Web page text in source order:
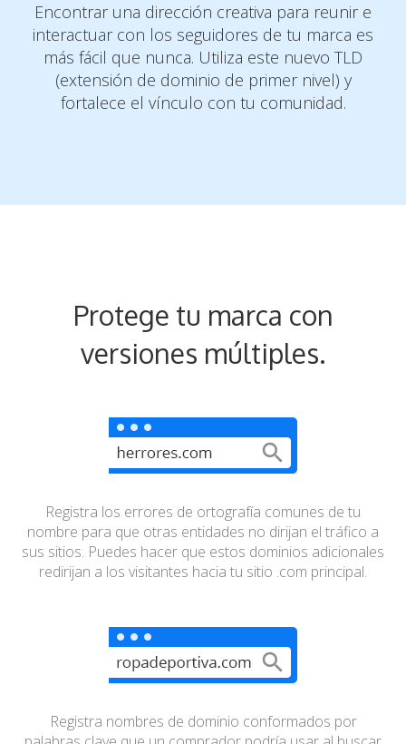
Encontrar una dirección creativa para reunir e
interactuar con los seguidores de tu marca es
más fácil que nunca. Utiliza este nuevo TLD
(extensión de dominio de primer nivel) y
fortalece el vínculo con tu comunidad.
Protege tu marca con
versiones múltiples.
Registra los errores de ortografía comunes de tu
nombre para que otras entidades no dirijan el tráfico a
sus sitios. Puedes hacer que estos dominios adicionales
redirijan a los visitantes hacia tu sitio .com principal.
Registra nombres de dominio conformados por